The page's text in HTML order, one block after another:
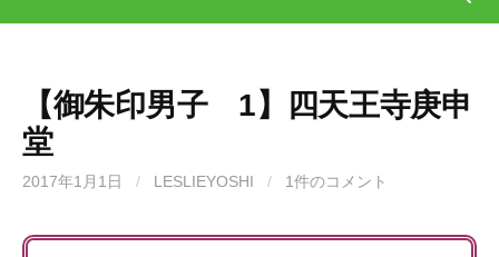
【御朱印男子 1】四天王寺庚申
堂
2017年1月1日 / LESLIEYOSHI / 1件のコメント